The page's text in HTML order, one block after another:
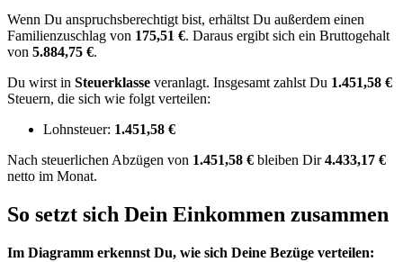
Wenn Du anspruchsberechtigt bist, erhältst Du außerdem einen
Familienzuschlag von 175,51 €. Daraus ergibt sich ein Bruttogehalt
von 5.884,75 €.
Du wirst in Steuerklasse veranlagt. Insgesamt zahlst Du 1.451,58 €
Steuern, die sich wie folgt verteilen:
Lohnsteuer: 1.451,58 €
Nach steuerlichen Abzügen von 1.451,58 € bleiben Dir4.433,17 €
netto im Monat.
So setzt sich Dein Einkommen zusammen
Im Diagramm erkennst Du, wie sich Deine Bezüge verteilen: